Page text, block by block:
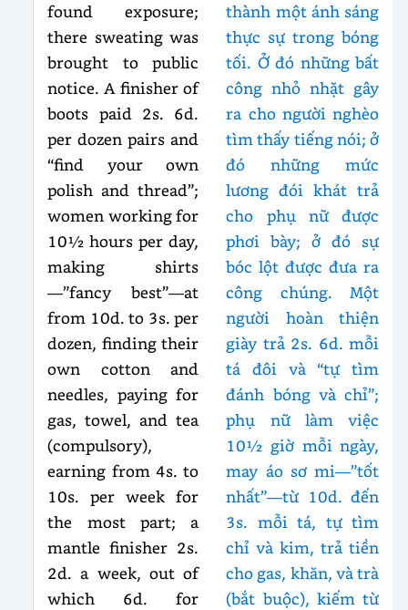
found exposure;
there sweating was
brought to public
notice. A finisher of
boots paid 2s. 6d.
per dozen pairs and
“find your own
polish and thread”;
women working for
10½ hours per day,
making shirts
—”fancy best”—at
from 10d. to 3s. per
dozen, finding their
own cotton and
needles, paying for
gas, towel, and tea
(compulsory),
earning from 4s. to
10s. per week for
the most part; a
mantle finisher 2s.
2d. a week, out of
which 6d. for
thành một ánh sáng
thực sự trong bóng
tối. Ở đó những bất
công nhỏ nhặt gây
ra cho người nghèo
tìm thấy tiếng nói; ở
đó những mức
lương đói khát trả
cho phụ nữ được
phơi bày; ở đó sự
bóc lột được đưa ra
công chúng. Một
người hoàn thiện
giày trả 2s. 6d. mỗi
tá đôi và “tự tìm
đánh bóng và chỉ”;
phụ nữ làm việc
10½ giờ mỗi ngày,
may áo sơ mi—”tốt
nhất”—từ 10d. đến
3s. mỗi tá, tự tìm
chỉ và kim, trả tiền
cho gas, khăn, và trà
(bắt buộc), kiếm từ